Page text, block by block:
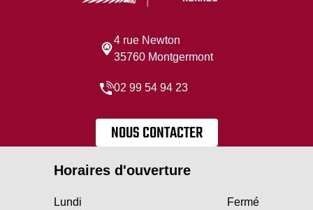
4 rue Newton
35760 Montgermont
02 99 54 94 23
NOUS CONTACTER
Horaires d'ouverture
Lundi Fermé